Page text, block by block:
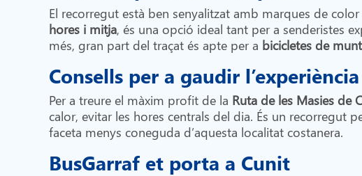
El recorregut està ben senyalitzat amb marques de color
hores i mitja, és una opció ideal tant per a senderistes
més, gran part del traçat és apte per a bicicletes de
Consells per a gaudir l’experiència
Per a treure el màxim profit de la Ruta de les Masies de
calor, evitar les hores centrals del dia. És un recorregut
faceta menys coneguda d’aquesta localitat costanera.
BusGarraf et porta a Cunit